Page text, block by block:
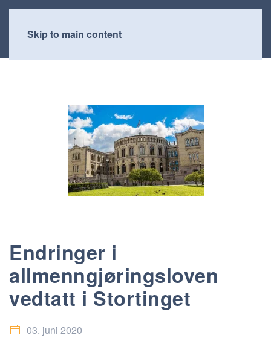
Skip to main content
Endringer i
allmenngjøringsloven
vedtatt i Stortinget
03. juni 2020